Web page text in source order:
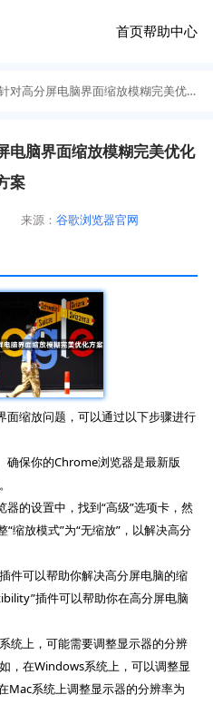
首页帮助中心
高分屏电脑界面缩放模糊完美优化方案
脑界面缩放模糊完美优化
案
来源：谷歌浏览器官网
缩放问题，可以通过以下步骤进行
确保你的Chrome浏览器是最新版
的设置中，找到“高级”选项卡，然
缩放模式”为“无缩放”，以解决高分
件可以帮助你解决高分屏电脑的缩
插件可以帮助你在高分屏电脑
统上，可能需要调整显示器的分辨
，在Windows系统上，可以调整显
Mac系统上调整显示器的分辨率为